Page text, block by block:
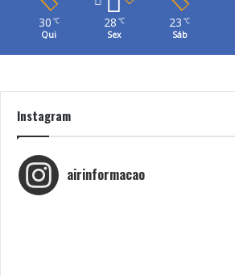
30 ℃
Qui
28 ℃
Sex
23 ℃
Sáb
Instagram
airinformacao